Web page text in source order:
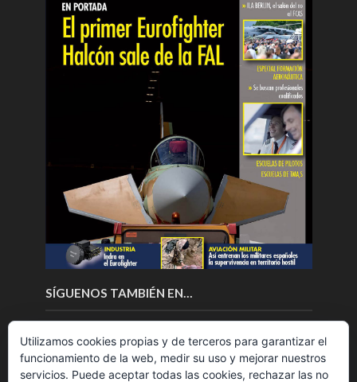
SÍGUENOS TAMBIÉN EN…
Utilizamos cookies propias y de terceros para garantizar el
funcionamiento de la web, medir su uso y mejorar nuestros
servicios. Puede aceptar todas las cookies, rechazar las no